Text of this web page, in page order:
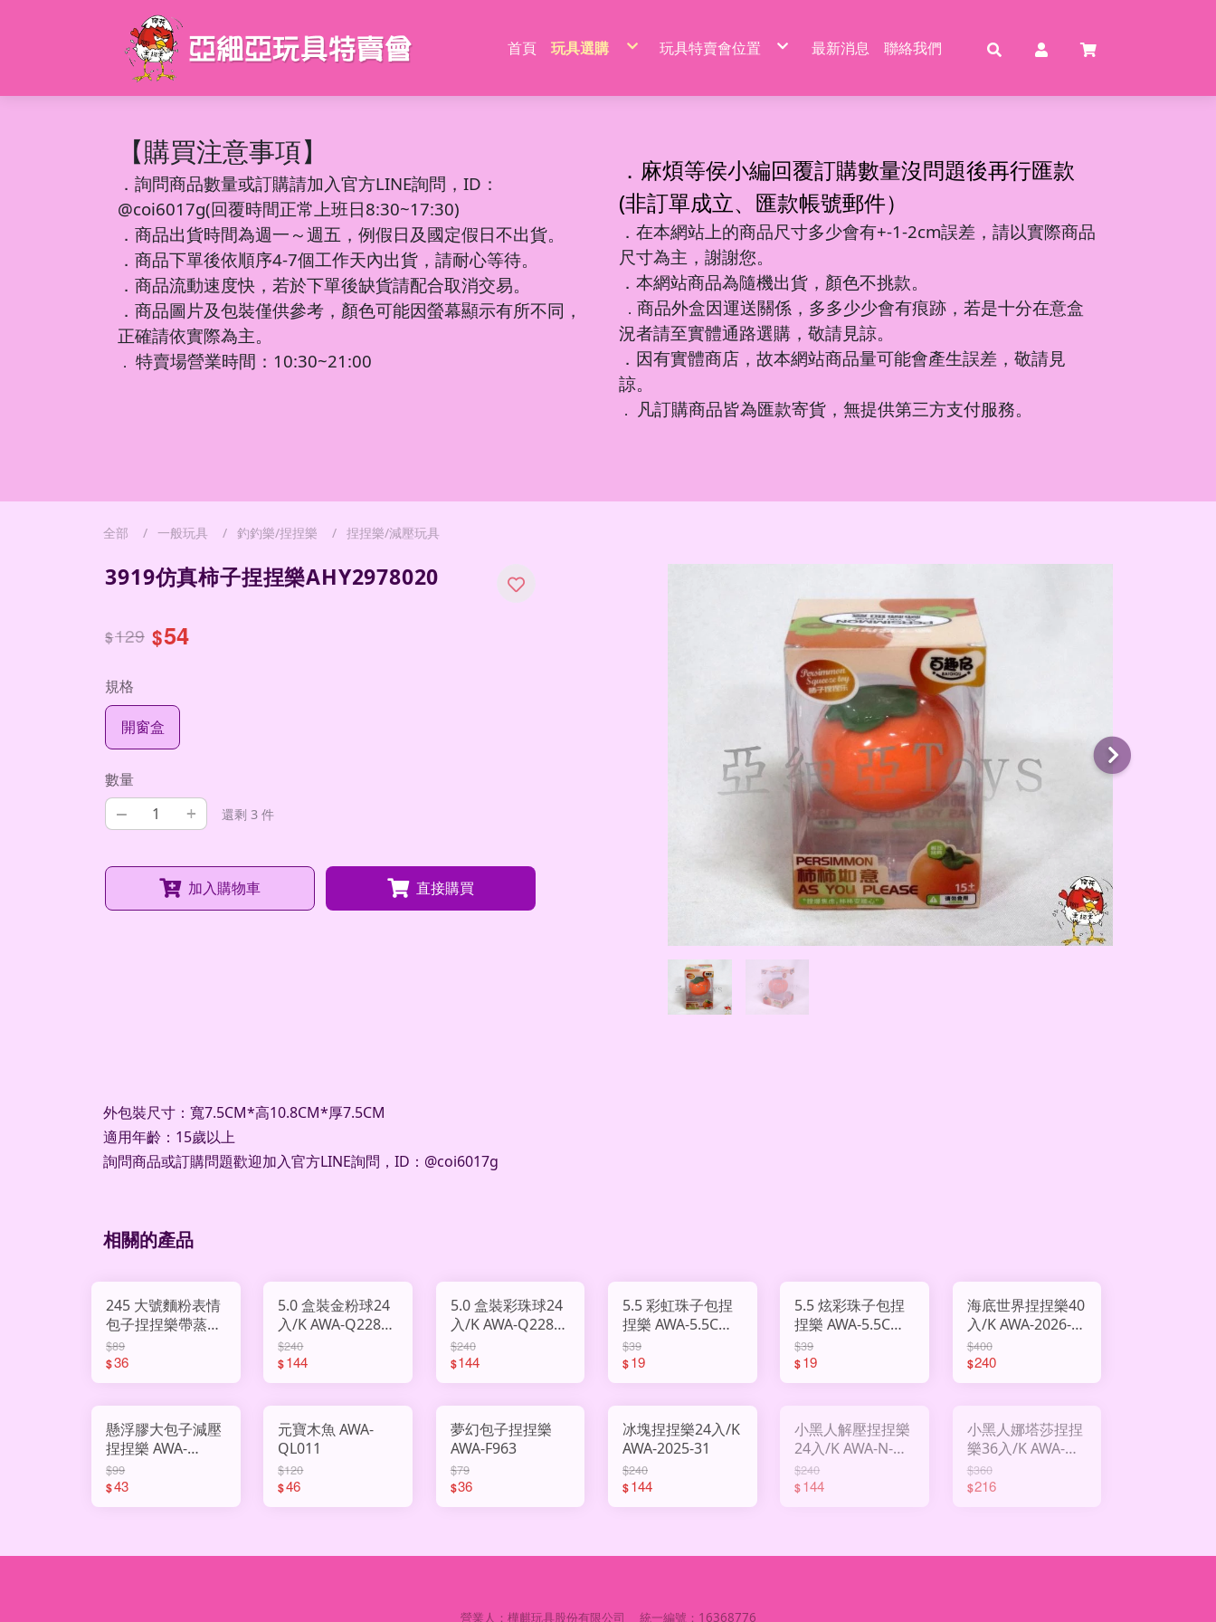
首頁 玩具選購
吊排/紙卡
包K/PVC袋
萬聖/聖誕
節慶商品
餐具/廚具/仿真食物
切切樂/仿真食物
餐具/廚具
收銀機/超市購物
森林家族
娃娃/芭比娃娃
梳妝/化妝/飾品
DIY飾品/配件/魔法棒
化妝台/梳妝台
清掃/衛浴玩具/家電
城堡/別墅/房屋
吹泡泡玩具
泡泡機
沙灘玩具
互動/戶外/運動類/對戰/競技
互動/戶外玩具
車/飛機玩具
消防系列
停車場/軌道車
多美小汽車
模型/合金車
釣釣樂/捏捏樂
迷你特工/恐龍特工/動畫
彩泥/史萊姆
帳篷/球/氣球
帳篷
彈力球/充氣球
音樂玩具
電話造型
恐龍系列
恐龍蛋
銅板價玩具
中華超人/布魯可/假面
驚喜盒/盲盒/洞洞樂/考古
認知模型
射擊玩具
軟彈槍
水槍
聲光槍
弓箭
水彈槍
飛鏢/鏢靶
百元內益智玩具
球台遊戲/地鼠機
魔方/魔尺
棋類/撲克牌/卡牌遊戲
桌遊
益智教學
遊戲機/方塊遊戲
多面遊戲盒
搖鈴/床鈴
學步車/搖椅
洗澡玩具
嬰兒學習用品
電動童車/摩托車
滑行車/助步車
三輪車/扭扭車
溜滑梯/充氣跳跳/搖搖馬
益智積木
軌道滾珠積木/螺絲釘積木
大顆粒主題積木
軍事/太空積木
陸軍
太空/星際積木
摩托車積木
警察/民航系列
主題積木
海盜/中古系列
泰迪/暴力/可愛熊
街景積木
日式街景植物造型
歷史/三國/水滸傳
積木桌/底板
文具用品類
學習用品
削筆器
修正系列
DIY勞作/手作
著色本/沙畫
貼紙/安靜書
咕卡/火漆/奶油膠
螢光筆/馬克筆
鉛筆/自動鉛筆
圓珠筆
紙類/本
線圈本
鎖本/密碼本
素描本/畫圖本
套裝組
遙控車
遙控動物/昆蟲
廚房用品
洗碗布/菜瓜布
風扇/電扇
泡澡球/沐浴球
鑰匙扣/掛件/擺件
玩具特賣會位置
台中南屯玩具批發特賣
最新消息 聯絡我們
【購買注意事項】
． 詢問商品數量或訂購請加入官方LINE詢問，ID：
@coi6017g(回覆時間正常上班日8:30~17:30)
．商品出貨時間為週一～週五，例假日及國定假日不出貨。
．商品下單後依順序4-7個工作天內出貨，請耐心等待。
．商品流動速度快，若於下單後缺貨請配合取消交易。
．商品圖片及包裝僅供參考，顏色可能因螢幕顯示有所不同，
正確請依實際為主。
． 特賣場營業時間：10:30~21:00
．麻煩等侯小編回覆訂購數量沒問題後再行匯款
(非訂單成立、匯款帳號郵件）
．在本網站上的商品尺寸多少會有+-1-2cm誤差，請以實際商品
尺寸為主，謝謝您。
．本網站商品為隨機出貨，顏色不挑款。
． 商品外盒因運送關係，多多少少會有痕跡，若是十分在意盒
況者請至實體通路選購，敬請見諒。
．因有實體商店，故本網站商品量可能會產生誤差，敬請見
諒。
． 凡訂購商品皆為匯款寄貨，無提供第三方支付服務。
3919仿真柿子捏捏樂AHY2978020
$129 $54
規格
開窗盒
數量
– + 還剩 3 件
加入購物車 直接購買
外包裝尺寸：寬7.5CM*高10.8CM*厚7.5CM
適用年齡：15歲以上
詢問商品或訂購問題歡迎加入官方LINE詢問，ID：@coi6017g
相關的產品
245 大號麵粉表情
包子捏捏樂帶蒸籠
AHY3015407
$89
$36
5.0 盒裝金粉球24
入/K AWA-Q2286-
8-1
$240
$144
5.0 盒裝彩珠球24
入/K AWA-Q2286-
8
$240
$144
5.5 彩虹珠子包捏
捏樂 AWA-5.5CM-
B
$39
$19
5.5 炫彩珠子包捏
捏樂 AWA-5.5CM-
A
$39
$19
海底世界捏捏樂40
入/K AWA-2026-
59
$400
$240
懸浮膠大包子減壓
捏捏樂 AWA-
106517
$99
$43
元寶木魚 AWA-
QL011
$120
$46
夢幻包子捏捏樂
AWA-F963
$79
$36
冰塊捏捏樂24入/K
AWA-2025-31
$240
$144
小黑人解壓捏捏樂
24入/K AWA-N-
QY-989
$240
$144
小黑人娜塔莎捏捏
樂36入/K AWA-N-
1102
$360
$216
全部 一般玩具 釣釣樂/捏捏樂 捏捏樂/減壓玩具
營業人： 樺麒玩具股份有限公司 統一編號： 16368776